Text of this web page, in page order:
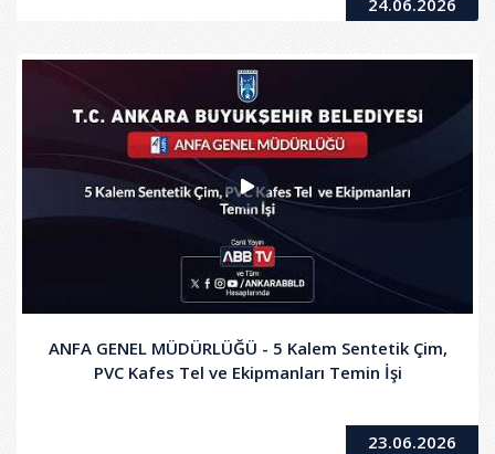
24.06.2026
ANFA GENEL MÜDÜRLÜĞÜ - 5 Kalem Sentetik Çim,
PVC Kafes Tel ve Ekipmanları Temin İşi
23.06.2026